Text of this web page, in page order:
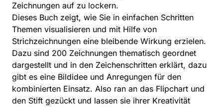
Zeichnungen auf zu lockern.
Dieses Buch zeigt, wie Sie in einfachen Schritten
Themen visualisieren und mit Hilfe von
Strichzeichnungen eine bleibende Wirkung erzielen.
Dazu sind 200 Zeichnungen thematisch geordnet
dargestellt und in den Zeichenschritten erklärt, dazu
gibt es eine Bildidee und Anregungen für den
kombinierten Einsatz. Also ran an das Flipchart und
den Stift gezückt und lassen sie ihrer Kreativität